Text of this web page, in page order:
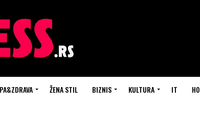
ŽENA STIL BIZNIS KULTURA IT